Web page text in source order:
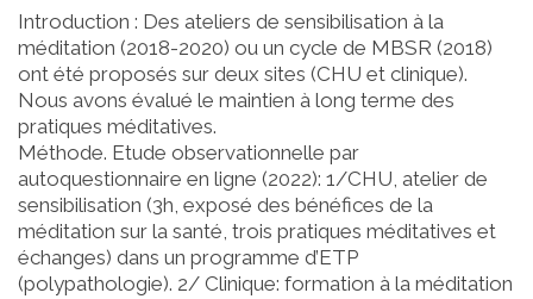
Introduction : Des ateliers de sensibilisation à la
méditation (2018-2020) ou un cycle de MBSR (2018)
ont été proposés sur deux sites (CHU et clinique).
Nous avons évalué le maintien à long terme des
pratiques méditatives.
Méthode. Etude observationnelle par
autoquestionnaire en ligne (2022): 1/CHU, atelier de
sensibilisation (3h, exposé des bénéfices de la
méditation sur la santé, trois pratiques méditatives et
échanges) dans un programme d’ETP
(polypathologie). 2/ Clinique: formation à la méditation